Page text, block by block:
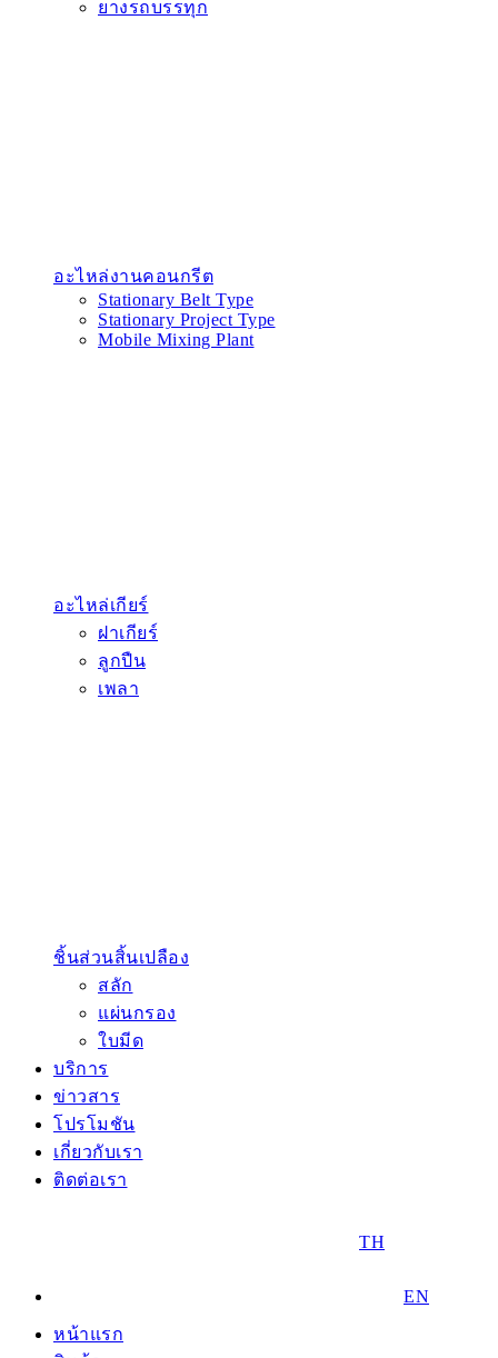
ยางรถบรรทุก
อะไหล่งานคอนกรีต
Stationary Belt Type
Stationary Project Type
Mobile Mixing Plant
อะไหล่เกียร์
ฝาเกียร์
ลูกปืน
เพลา
ชิ้นส่วนสิ้นเปลือง
สลัก
แผ่นกรอง
ใบมีด
บริการ
ข่าวสาร
โปรโมชัน
เกี่ยวกับเรา
ติดต่อเรา
TH
EN
หน้าแรก